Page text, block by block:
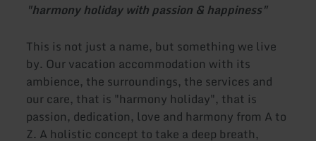
"harmony holiday with passion & happiness"
This is not just a name, but something we live
by. Our vacation accommodation with its
ambience, the surroundings, the services and
our care, that is "harmony holiday", that is
passion, dedication, love and harmony from A to
Z. A holistic concept to take a deep breath,